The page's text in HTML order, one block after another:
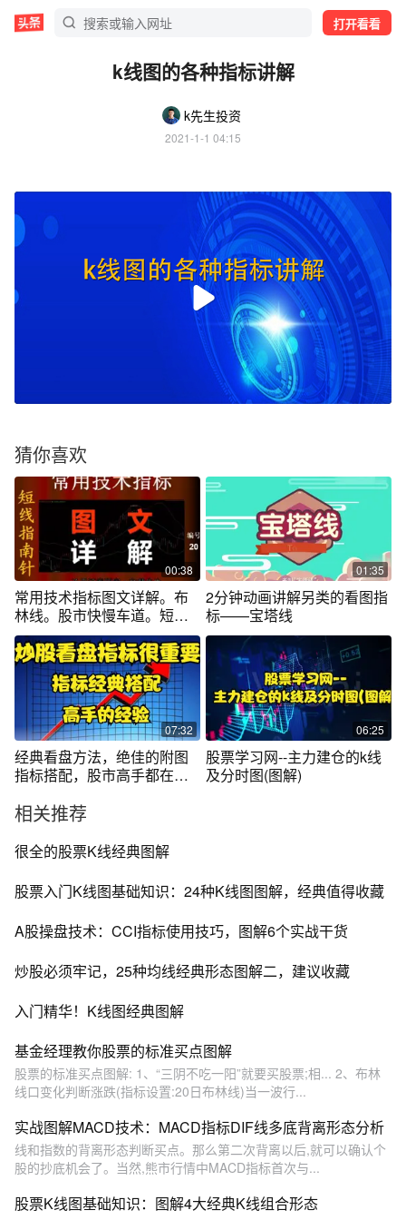
打开看看
k线图的各种指标讲解
k先生投资
2021-1-1 04:15
猜你喜欢
00:38
常用技术指标图文详解。布
林线。股市快慢车道。短线
指南针。
01:35
2分钟动画讲解另类的看图指
标——宝塔线
07:32
经典看盘方法，绝佳的附图
指标搭配，股市高手都在用
06:25
股票学习网--主力建仓的k线
及分时图(图解)
相关推荐
很全的股票K线经典图解
股票入门K线图基础知识：24种K线图图解，经典值得收藏
A股操盘技术：CCI指标使用技巧，图解6个实战干货
炒股必须牢记，25种均线经典形态图解二，建议收藏
入门精华！K线图经典图解
基金经理教你股票的标准买点图解
股票的标准买点图解: 1、“三阴不吃一阳”就要买股票;相... 2、布林
线口变化判断涨跌(指标设置:20日布林线)当一波行...
实战图解MACD技术：MACD指标DIF线多底背离形态分析
线和指数的背离形态判断买点。那么第二次背离以后,就可以确认个
股的抄底机会了。当然,熊市行情中MACD指标首次与...
股票K线图基础知识：图解4大经典K线组合形态